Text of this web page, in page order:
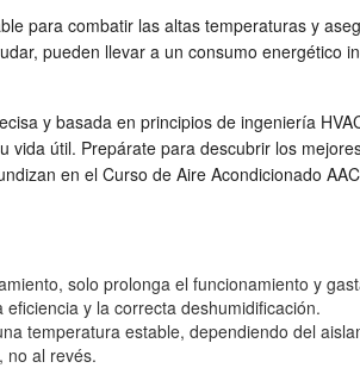
para combatir las altas temperaturas y
pueden llevar a un consumo energético
y basada en principios de ingeniería
vida útil. Prepárate para descubrir los
en el Curso de Aire Acondicionado
solo prolonga el funcionamiento y
y la correcta deshumidificación.
temperatura estable, dependiendo del
no al revés.